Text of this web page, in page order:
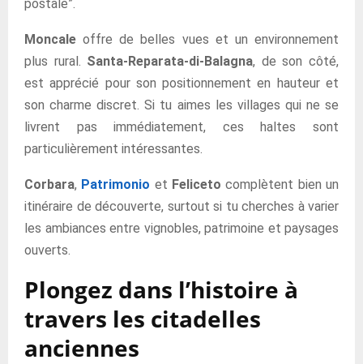
postale”.
Moncale offre de belles vues et un environnement
plus rural. Santa-Reparata-di-Balagna, de son côté,
est apprécié pour son positionnement en hauteur et
son charme discret. Si tu aimes les villages qui ne se
livrent pas immédiatement, ces haltes sont
particulièrement intéressantes.
Corbara, Patrimonio et Feliceto complètent bien un
itinéraire de découverte, surtout si tu cherches à varier
les ambiances entre vignobles, patrimoine et paysages
ouverts.
Plongez dans l’histoire à
travers les citadelles
anciennes